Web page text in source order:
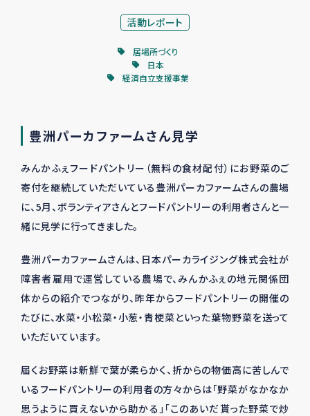
活動レポート
居場所づくり
日本
経済自立支援事業
豊洲パーカファームさん見学
みんかふぇフードパントリー（無料の食材配付）にお野菜のご
寄付を継続していただいている豊洲パーカファームさんの農場
に、5月、ボランティアさんとフードパントリーの利用者さんと一
緒に見学に行ってきました。
豊洲パーカファームさんは、日本パーカライジング株式会社が
障害者雇用で運営している農場で、みんかふぇの地元関係団
体からの紹介でつながり、昨年からフードパントリーの開催の
たびに、水菜・小松菜・小葱・青梗菜といった葉物野菜を送って
いただいています。
届くお野菜は新鮮で葉が柔らかく、折からの物価高に苦しんで
いるフードパントリーの利用者の方々からは「野菜がなかなか
思うように買えないから助かる」「このあいだ貰った野菜で炒